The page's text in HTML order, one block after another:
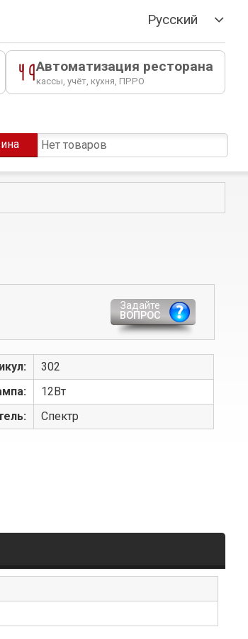
Русский
Автоматизация ресторана
кассы, учёт, кухня, ПРРО
Нет товаров
Задайте
ВОПРОС
302
12Вт
Спектр